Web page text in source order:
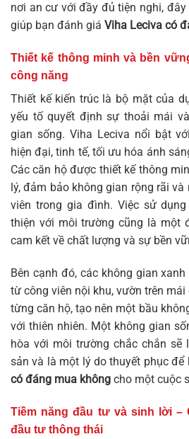
nơi an cư với đầy đủ tiện nghi,
giúp bạn đánh giá Viha Leciva có
Thiết kế thông minh và bền
công năng
Thiết kế kiến trúc là bộ mặt của
yếu tố quyết định sự thoải mái
gian sống. Viha Leciva nổi bật
hiện đại, tinh tế, tối ưu hóa ánh
Các căn hộ được thiết kế thông
lý, đảm bảo không gian rộng rãi
viên trong gia đình. Việc sử
thiện với môi trường cũng là một
cam kết về chất lượng và sự bền
Bên cạnh đó, các không gian
từ công viên nội khu, vườn trên
từng căn hộ, tạo nên một bầu
với thiên nhiên. Một không gian
hòa với môi trường chắc chắn sẽ
sản và là một lý do thuyết phục để
có đáng mua không cho một cuộc
Tiềm năng đầu tư và sinh lời –
đầu tư thông thái